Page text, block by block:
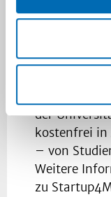
Bedarf in
werden.
der
kostenfrei in
– von
Weitere
zu